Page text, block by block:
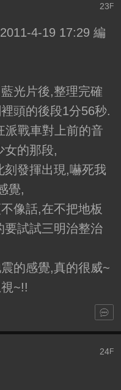
23F
4-19 17:29 編
光片後,整理完確
頭的後段1分56秒.
派戰車對上前的音
女的那段,
刻發揮出現,嚇死我
覺,
像話,在不把地板
要試試三明治整治
的感覺,真的很威~
~!!
24F